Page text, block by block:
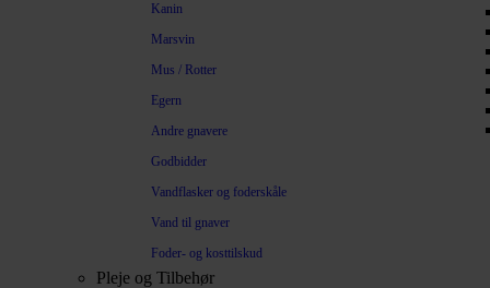
Kanin
Marsvin
Mus / Rotter
Egern
Andre gnavere
Godbidder
Vandflasker og foderskåle
Vand til gnaver
Foder- og kosttilskud
Pleje og Tilbehør